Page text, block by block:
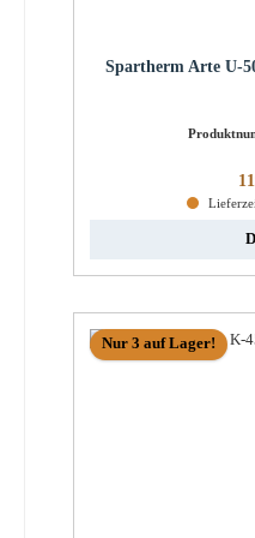
Spartherm Arte U-
Nur 3 auf Lager!